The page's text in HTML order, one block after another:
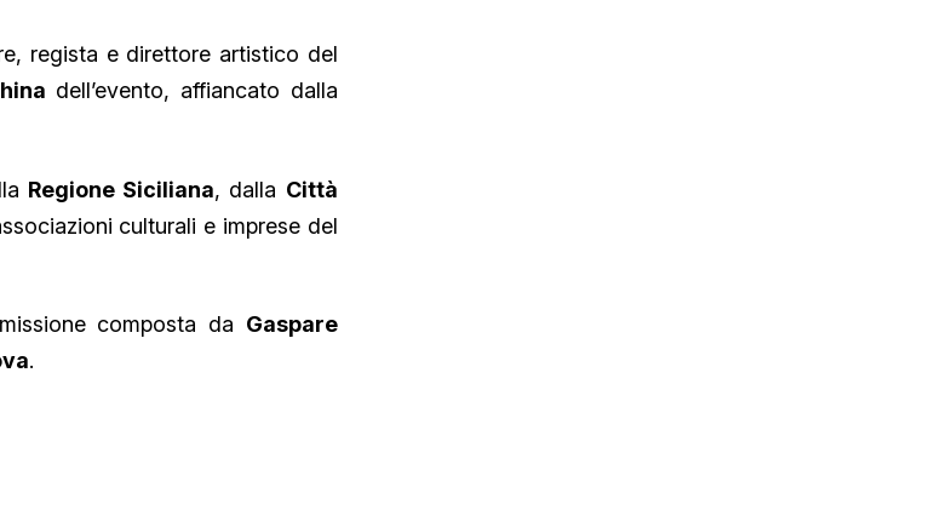
regista e direttore artistico del
dell’evento, affiancato dalla
Regione Siciliana, dalla Città
culturali e imprese del
composta da Gaspare
.